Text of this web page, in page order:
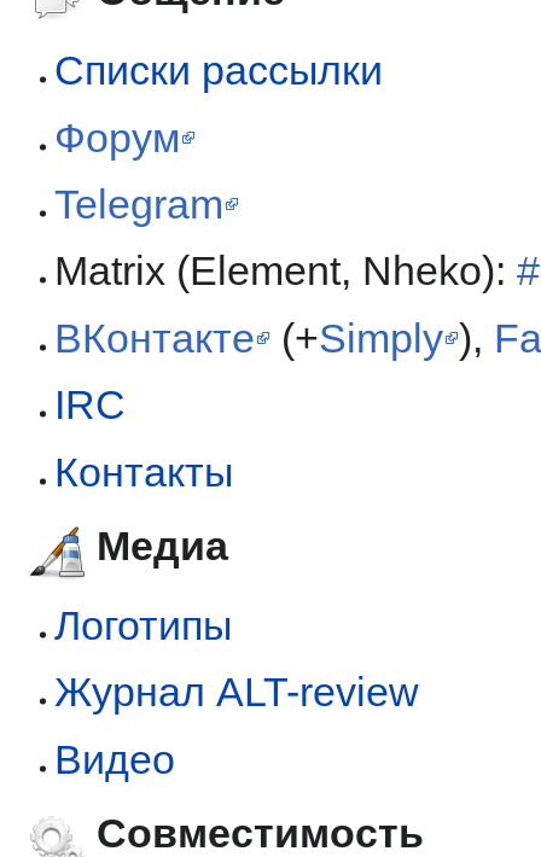
Списки рассылки
Форум
Telegram
Matrix (Element, Nheko):
ВКонтакте
(+Simply ),
IRC
Контакты
Медиа
Логотипы
Журнал ALT-review
Видео
Совместимость